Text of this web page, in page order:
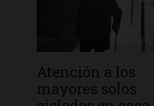
Atención a los
mayores solos